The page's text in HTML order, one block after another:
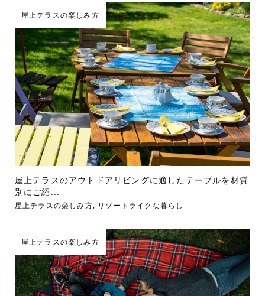
屋上テラスの楽しみ方
屋上テラスのアウトドアリビングに適したテーブルを材質
別にご紹...
屋上テラスの楽しみ方, リゾートライクな暮らし
屋上テラスの楽しみ方